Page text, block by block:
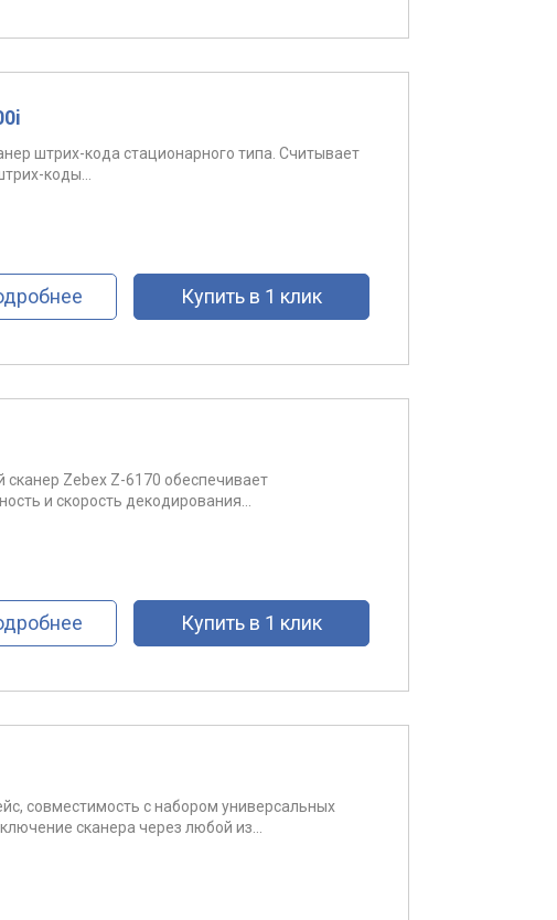
штрих-кода стационарного типа. Считывает
коды...
Купить в 1 клик
Zebex Z-6170 обеспечивает
и скорость декодирования...
Купить в 1 клик
совместимость с набором универсальных
сканера через любой из...